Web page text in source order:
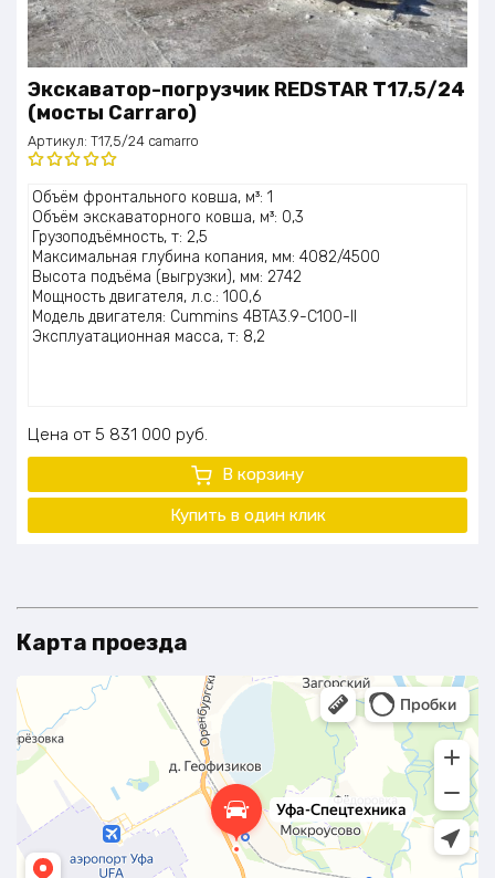
Экскаватор-погрузчик REDSTAR T17,5/24
(мосты Carraro)
Артикул: T17,5/24 camarro
Оценка
5.00из 5
Объём фронтального ковша, м³: 1
Объём экскаваторного ковша, м³: 0,3
Грузоподъёмность, т: 2,5
Максимальная глубина копания, мм: 4082/4500
Высота подъёма (выгрузки), мм: 2742
Мощность двигателя, л.с.: 100,6
Модель двигателя: Cummins 4BTA3.9-C100-II
Эксплуатационная масса, т: 8,2
Цена 5 831 000 руб.
В корзину
Купить в один клик
Карта проезда